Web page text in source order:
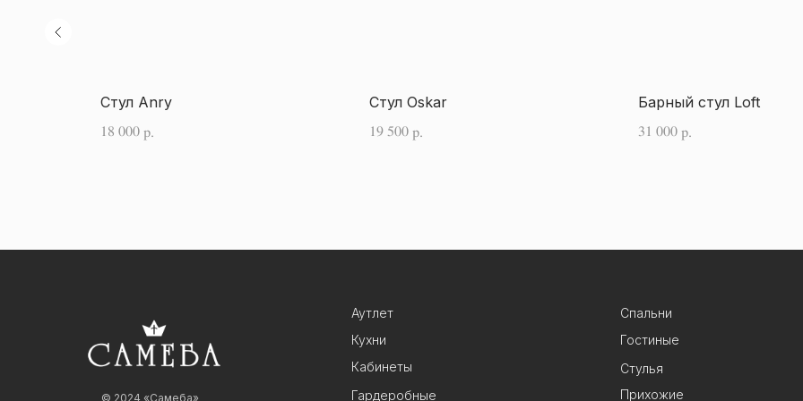
Стул Anry
18 000 р.
Стул Oskar
19 500 р.
Барный стул Loft
31 000 р.
© 2024 «Самеба»
Спальни
Гостиные
Стулья
Прихожие
Кухни
Кабинеты
Гардеробные
Аутлет